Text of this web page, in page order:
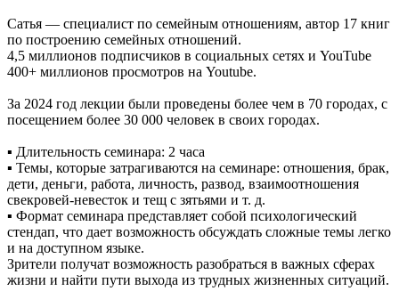
Сатья — специалист по семейным отношениям, автор 17 книг
по построению семейных отношений.
4,5 миллионов подписчиков в социальных сетях и YouTube
400+ миллионов просмотров на Youtube.
За 2024 год лекции были проведены более чем в 70 городах, с
посещением более 30 000 человек в своих городах.
▪️ Длительность семинара: 2 часа
▪️ Темы, которые затрагиваются на семинаре: отношения, брак,
дети, деньги, работа, личность, развод, взаимоотношения
свекровей-невесток и тещ с зятьями и т. д.
▪️ Формат семинара представляет собой психологический
стендап, что дает возможность обсуждать сложные темы легко
и на доступном языке.
Зрители получат возможность разобраться в важных сферах
жизни и найти пути выхода из трудных жизненных ситуаций.